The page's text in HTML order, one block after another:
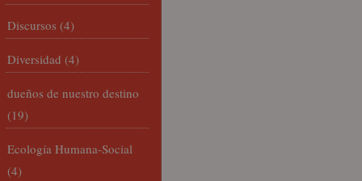
Discursos (4)
Diversidad (4)
dueños de nuestro destino
(19)
Ecología Humana-Social
(4)